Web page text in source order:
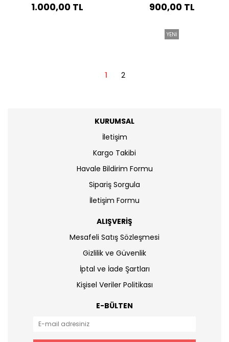
1.000,00 TL 900,00 TL
YENİ
1 2
KURUMSAL
İletişim
Kargo Takibi
Havale Bildirim Formu
Sipariş Sorgula
İletişim Formu
ALIŞVERİŞ
Mesafeli Satış Sözleşmesi
Gizlilik ve Güvenlik
İptal ve İade Şartları
Kişisel Veriler Politikası
E-BÜLTEN